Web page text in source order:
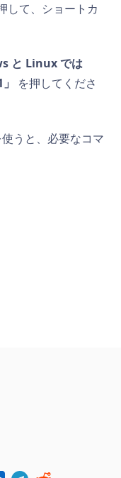
して、ショートカ
と Linux では
を押してくださ
うと、必要なコマ